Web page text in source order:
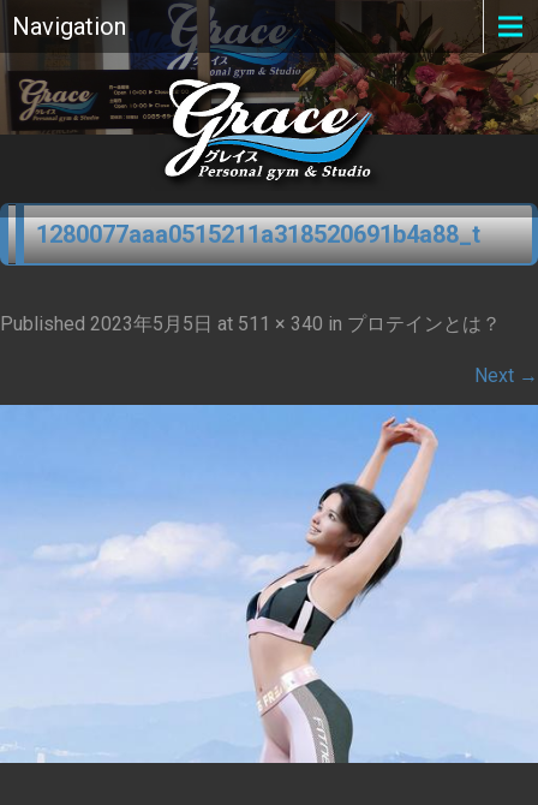
Navigation
1280077aaa0515211a318520691b4a88_t
Published 2023年5月5日 at 511 × 340 in プロテインとは？
Next →